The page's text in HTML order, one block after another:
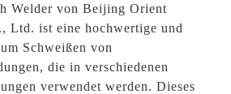
Welder von Beijing Orient
Ltd. ist eine hochwertige und
Schweißen von
die in verschiedenen
verwendet werden. Dieses